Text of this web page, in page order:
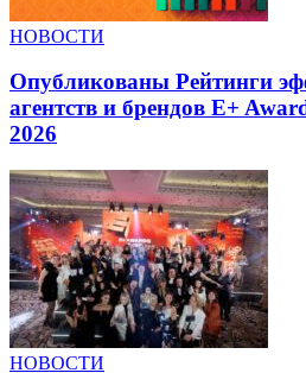
НОВОСТИ
Опубликованы Рейтинги
агентств и брендов E+
2026
НОВОСТИ